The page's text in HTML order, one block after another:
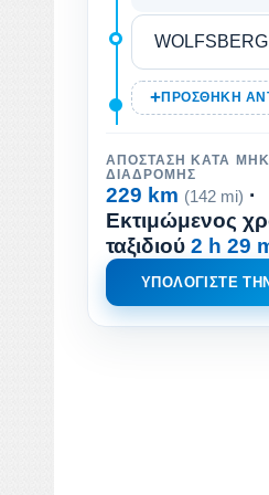
ΠΡΟΣΘΉΚΗ
ΑΠΌΣΤΑΣΗ ΚΑΤΆ
ΔΙΑΔΡΟΜΉΣ
229 km (142 mi) ·
Εκτιμώμενος
ταξιδιού 2 h 29
ΥΠΟΛΟΓΊΣΤΕ